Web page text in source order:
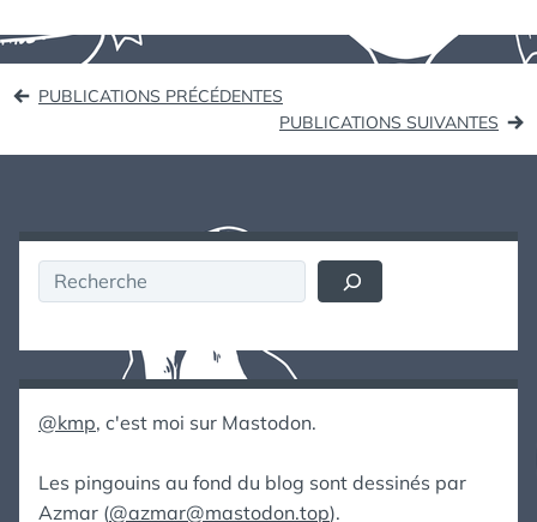
Navigation
articles
PUBLICATIONS PRÉCÉDENTES
PUBLICATIONS SUIVANTES
Rechercher
@kmp, c'est moi sur Mastodon.
Les pingouins au fond du blog sont dessinés par
Azmar (@azmar@mastodon.top).